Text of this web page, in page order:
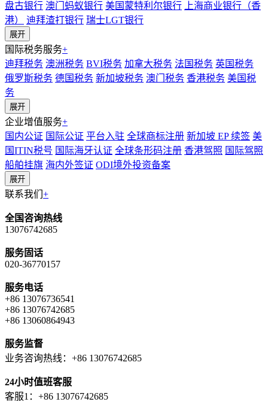
盘古银行 澳门蚂蚁银行 美国蒙特利尔银行
上海商业银行（香
港）
迪拜渣打银行 瑞士LGT银行
展开
国际税务服务+
迪拜税务 澳洲税务 BVI税务 加拿大税务 法国税务 英国税务
俄罗斯税务 德国税务 新加坡税务 澳门税务 香港税务 美国税
务
展开
企业增值服务+
国内公证 国际公证 平台入驻 全球商标注册 新加坡 EP 续签 美
国ITIN税号 国际海牙认证 全球条形码注册 香港驾照 国际驾照
船舶挂旗 海内外签证 ODI境外投资备案
展开
联系我们 +
全国咨询热线
13076742685
服务固话
020-36770157
服务电话
+86 13076736541
+86 13076742685
+86 13060864943
服务监督
业务咨询热线：+86 13076742685
24小时值班客服
客服1：+86 13076742685